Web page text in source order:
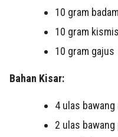
10 gram badam
10 gram kismis
10 gram gajus
Bahan Kisar:
4 ulas bawang
2 ulas